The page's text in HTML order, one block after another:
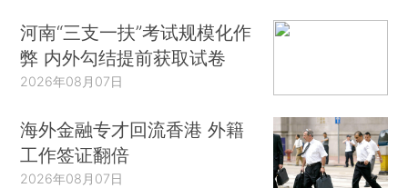
河南“三支一扶”考试规模化作
弊 内外勾结提前获取试卷
2026年08月07日
海外金融专才回流香港 外籍
工作签证翻倍
2026年08月07日